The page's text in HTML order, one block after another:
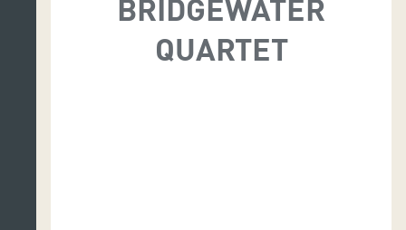
BRIDGEWATER
QUARTET